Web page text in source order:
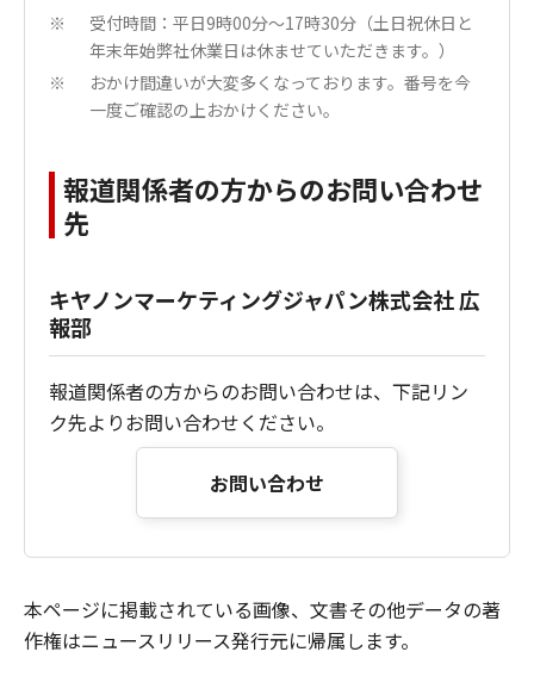
※
受付時間：平日9時00分～17時30分（土日祝休日と
年末年始弊社休業日は休ませていただきます。）
※
おかけ間違いが大変多くなっております。番号を今
一度ご確認の上おかけください。
報道関係者の方からのお問い合わせ
先
キヤノンマーケティングジャパン株式会社 広
報部
報道関係者の方からのお問い合わせは、下記リン
ク先よりお問い合わせください。
お問い合わせ
本ページに掲載されている画像、文書その他データの著
作権はニュースリリース発行元に帰属します。